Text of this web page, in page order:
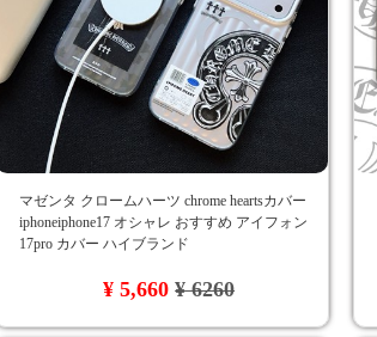
マゼンタ クロームハーツ chrome heartsカバー
iphoneiphone17 オシャレ おすすめ アイフォン
17pro カバー ハイブランド
¥ 5,660¥ 6260